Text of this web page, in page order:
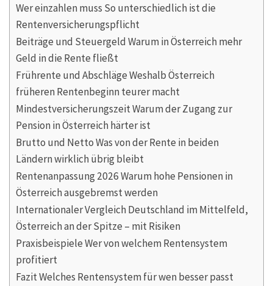
Wer einzahlen muss So unterschiedlich ist die
Rentenversicherungspflicht
Beiträge und Steuergeld Warum in Österreich mehr
Geld in die Rente fließt
Frührente und Abschläge Weshalb Österreich
früheren Rentenbeginn teurer macht
Mindestversicherungszeit Warum der Zugang zur
Pension in Österreich härter ist
Brutto und Netto Was von der Rente in beiden
Ländern wirklich übrig bleibt
Rentenanpassung 2026 Warum hohe Pensionen in
Österreich ausgebremst werden
Internationaler Vergleich Deutschland im Mittelfeld,
Österreich an der Spitze – mit Risiken
Praxisbeispiele Wer von welchem Rentensystem
profitiert
Fazit Welches Rentensystem für wen besser passt